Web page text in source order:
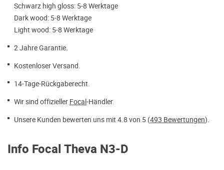
Schwarz high gloss: 5-8 Werktage
Dark wood: 5-8 Werktage
Light wood: 5-8 Werktage
2 Jahre Garantie.
Kostenloser Versand.
14-Tage-Rückgaberecht.
Wir sind offizieller Focal-Händler.
Unsere Kunden bewerten uns mit 4.8 von 5 (493 Bewertungen).
Info Focal Theva N3-D